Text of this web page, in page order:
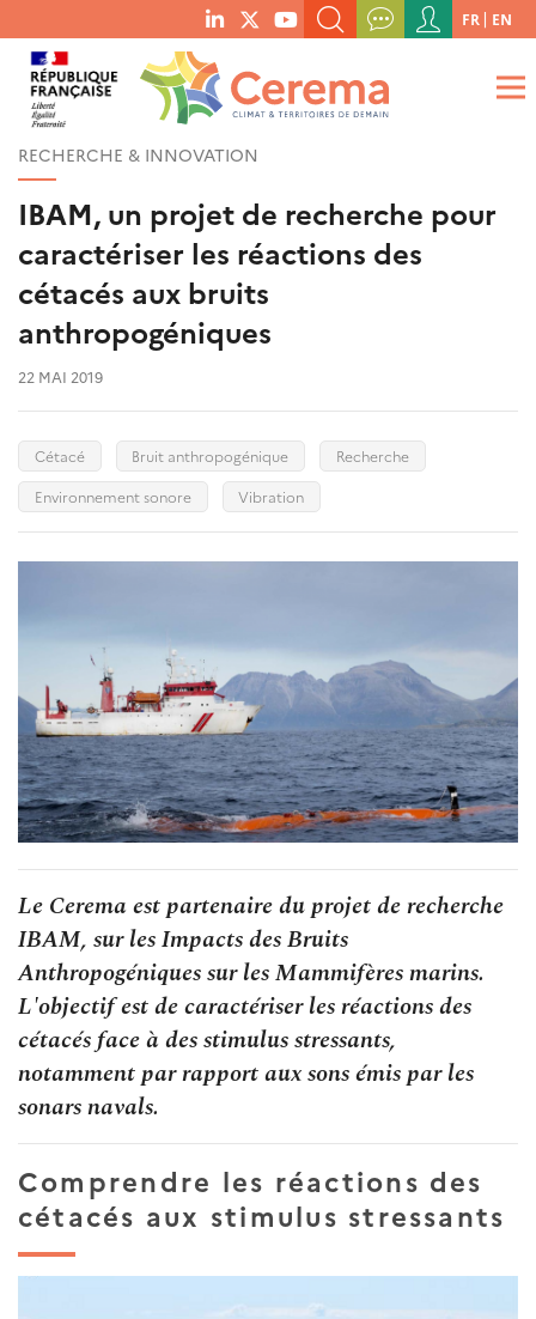
menu
social
links
RECHERCHER UN MOT-CLÉ, UNE PUBLICATION, ETC.
QUE RECHERCHEZ-VOUS ?
Menu
du
compte
de
FR EN
RECHERCHE & INNOVATION
IBAM, un projet de recherche pour
caractériser les réactions des
cétacés aux bruits
anthropogéniques
22 MAI 2019
Cétacé Bruit anthropogénique
Recherche
Environnement sonore
Vibration
Le Cerema est partenaire du projet de recherche
IBAM, sur les Impacts des Bruits
Anthropogéniques sur les Mammifères marins.
L'objectif est de caractériser les réactions des
cétacés face à des stimulus stressants,
notamment par rapport aux sons émis par les
sonars navals.
Comprendre les réactions des
cétacés aux stimulus stressants